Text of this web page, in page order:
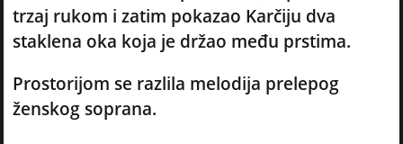
trzaj rukom i zatim pokazao Karčiju dva
staklena oka koja je držao među prstima.
Prostorijom se razlila melodija prelepog
ženskog soprana.